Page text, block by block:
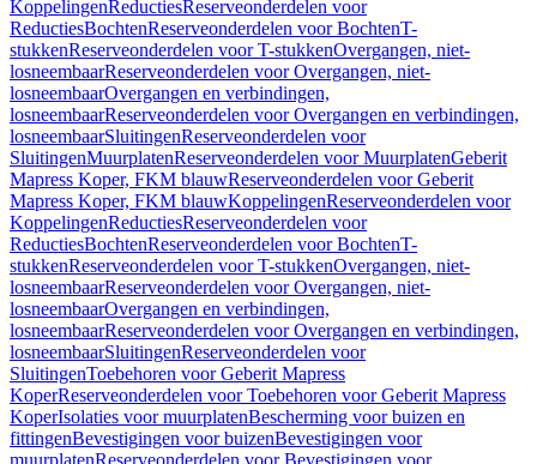
KoppelingenReductiesReserveonderdelen voor
ReductiesBochtenReserveonderdelen voor BochtenT-
stukkenReserveonderdelen voor T-stukkenOvergangen, niet-
losneembaarReserveonderdelen voor Overgangen, niet-
losneembaarOvergangen en verbindingen,
losneembaarReserveonderdelen voor Overgangen en verbindingen,
losneembaarSluitingenReserveonderdelen voor
SluitingenMuurplatenReserveonderdelen voor MuurplatenGeberit
Mapress Koper, FKM blauwReserveonderdelen voor Geberit
Mapress Koper, FKM blauwKoppelingenReserveonderdelen voor
KoppelingenReductiesReserveonderdelen voor
ReductiesBochtenReserveonderdelen voor BochtenT-
stukkenReserveonderdelen voor T-stukkenOvergangen, niet-
losneembaarReserveonderdelen voor Overgangen, niet-
losneembaarOvergangen en verbindingen,
losneembaarReserveonderdelen voor Overgangen en verbindingen,
losneembaarSluitingenReserveonderdelen voor
SluitingenToebehoren voor Geberit Mapress
KoperReserveonderdelen voor Toebehoren voor Geberit Mapress
KoperIsolaties voor muurplatenBescherming voor buizen en
fittingenBevestigingen voor buizenBevestigingen voor
muurplatenReserveonderdelen voor Bevestigingen voor